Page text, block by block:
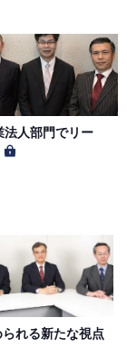
法人部門でリー
れる新たな視点